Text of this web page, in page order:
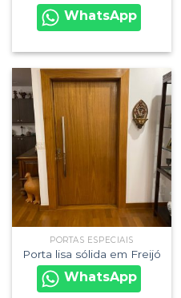
WhatsApp
PORTAS ESPECIAIS
Porta lisa sólida em Freijó
WhatsApp